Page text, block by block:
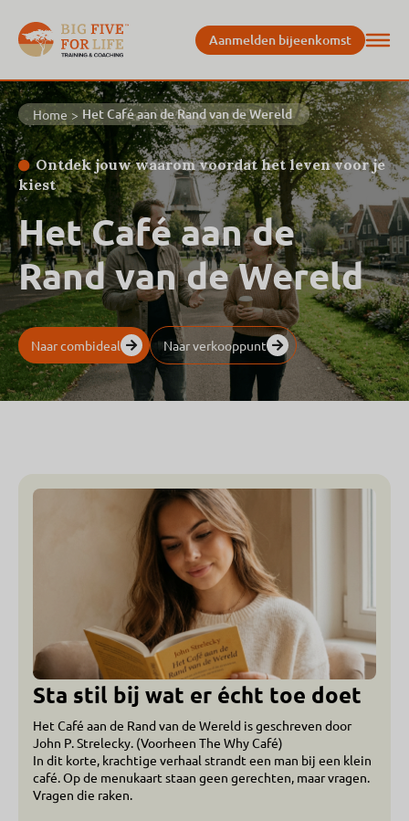
Aanmelden bijeenkomst
Home > Het Café aan de Rand van de Wereld
Ontdek jouw waarom voordat het leven voor je
kiest
Het Café aan de
Rand van de Wereld
Naar combideal Naar verkooppunt
Sta stil bij wat er écht toe doet
Het Café aan de Rand van de Wereld is geschreven door
John P. Strelecky. (Voorheen The Why Café)
In dit korte, krachtige verhaal strandt een man bij een klein
café. Op de menukaart staan geen gerechten, maar vragen.
Vragen die raken.